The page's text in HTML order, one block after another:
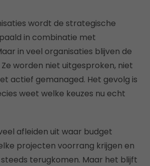
wordt de strategische
in combinatie met
in veel organisaties blijven de
worden niet uitgesproken, niet
actief gemanaged. Het gevolg is
weet welke keuzes nu echt
afleiden uit waar budget
projecten voorrang krijgen en
steeds terugkomen. Maar het blijft